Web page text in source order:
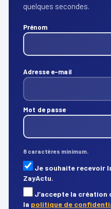
quelques secondes.
Prénom
Adresse e-mail
Mot de passe
8 caractères minimum.
Je souhaite recevoir
ZayActu.
J’accepte la création
la politique de